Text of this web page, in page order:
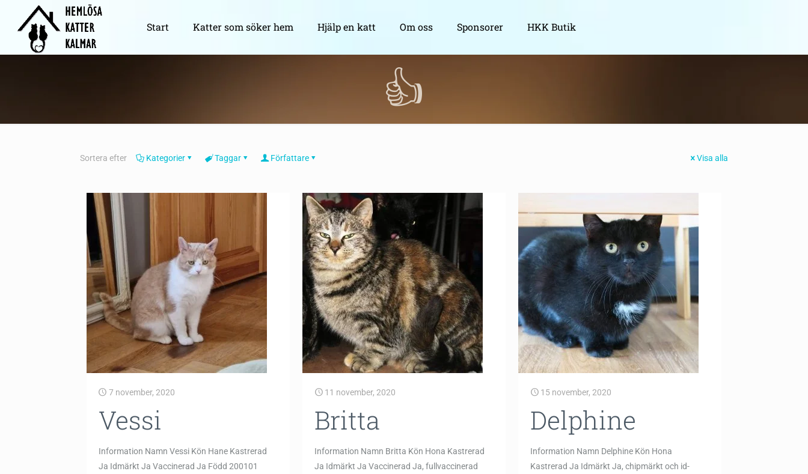
Start Katter som söker hem Hjälp en katt Om oss Sponsorer HKK Butik
👍
Sortera efter Kategorier Taggar Författare Visa alla
7 november, 2020
Vessi
Information Namn Vessi Kön Hane Kastrerad
Ja Idmärkt Ja Vaccinerad Ja Född 200101
11 november, 2020
Britta
Information Namn Britta Kön Hona Kastrerad
Ja Idmärkt Ja Vaccinerad Ja, fullvaccinerad
15 november, 2020
Delphine
Information Namn Delphine Kön Hona
Kastrerad Ja Idmärkt Ja, chipmärkt och id-